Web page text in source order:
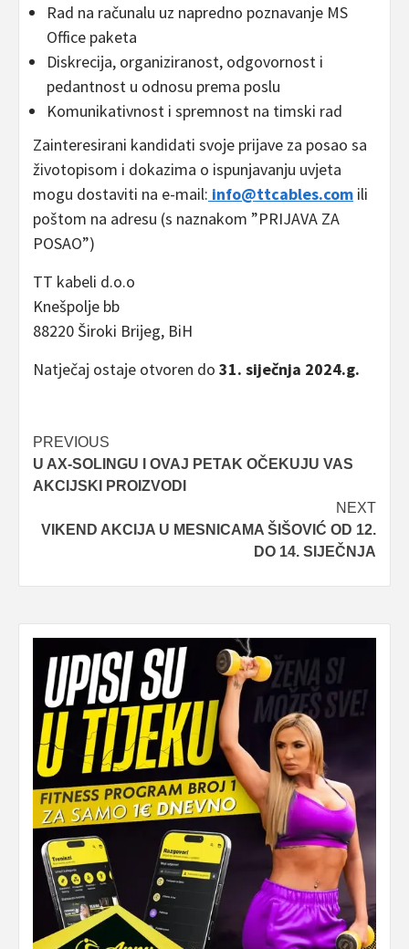
Rad na računalu uz napredno poznavanje MS
Office paketa
Diskrecija, organiziranost, odgovornost i
pedantnost u odnosu prema poslu
Komunikativnost i spremnost na timski rad
Zainteresirani kandidati svoje prijave za posao sa
životopisom i dokazima o ispunjavanju uvjeta
mogu dostaviti na e-mail: info@ttcables.com ili
poštom na adresu (s naznakom ”PRIJAVA ZA
POSAO”)
TT kabeli d.o.o
Knešpolje bb
88220 Široki Brijeg, BiH
Natječaj ostaje otvoren do 31. siječnja 2024.g.
Post
navigation
PREVIOUS
U AX-SOLINGU I OVAJ PETAK OČEKUJU VAS
AKCIJSKI PROIZVODI
NEXT
VIKEND AKCIJA U MESNICAMA ŠIŠOVIĆ OD 12.
DO 14. SIJEČNJA